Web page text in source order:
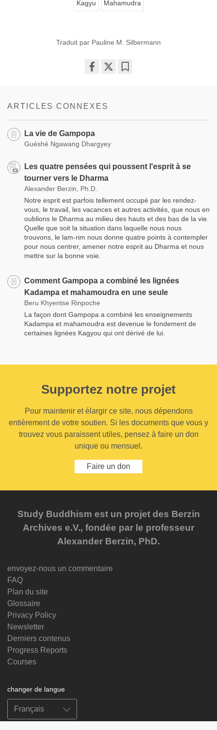
Kagyu Mahamudra
Traduit par Pauline M. Silbermann
ARTICLES CONNEXES
La vie de Gampopa
Guéshé Ngawang Dhargyey
Les quatre pensées qui poussent l'esprit à se
tourner vers le Dharma
Alexander Berzin, Ph.D.
Notre esprit est parfois tellement occupé par les rendez-
vous, le travail, les vacances et autres activités, que nous en
oublions le Dharma au milieu des hauts et des bas de la vie.
Quelle que soit la situation dans laquelle nous nous
trouvons, le lam-rim nous donne quatre points à contempler
pour nous centrer, amener notre esprit au Dharma et nous
mettre sur la bonne voie.
Comment Gampopa a combiné les lignées
Kadampa et mahamoudra en une seule
Beru Khyentse Rinpoche
La façon dont Gampopa a combiné les enseignements
Kadampa et mahamoudra est devenue le fondement de
certaines lignées Kagyou qui ont dérivé de lui.
Supportez notre projet
Pour maintenir et élargir ce site, nous dépendons
entièrement de votre soutien. Si les documents que vous y
trouvez vous paraissent utiles, pensez à faire un don
unique ou mensuel.
Faire un don
Study Buddhism est un projet des Berzin
Archives e.V., fondée par le professeur
Alexander Berzin, PhD.
envoyez-nous un commentaire
FAQ
Plan du site
Glossaire
Privacy Policy
Newsletter
Derniers contenus
Progress Reports
Courses
changer de langue